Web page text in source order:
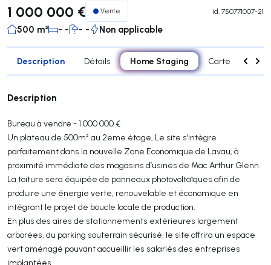
1 000 000 € Vente id. 750771007-21
500 m² - - - - Non applicable
Description Détails Home Staging Carte
Description
Bureau à vendre - 1 000 000 €
Un plateau de 500m² au 2eme étage, Le site s’intègre
parfaitement dans la nouvelle Zone Economique de Lavau, à
proximité immédiate des magasins d’usines de Mac Arthur Glenn.
La toiture sera équipée de panneaux photovoltaïques afin de
produire une énergie verte, renouvelable et économique en
intégrant le projet de boucle locale de production.
En plus des aires de stationnements extérieures largement
arborées, du parking souterrain sécurisé, le site offrira un espace
vert aménagé pouvant accueillir les salariés des entreprises
implantées.